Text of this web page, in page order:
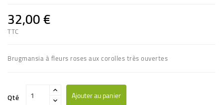
32,00 €
TTC
Brugmansia à fleurs rosesaux corolles très ouvertes
Qté Ajouter au panier